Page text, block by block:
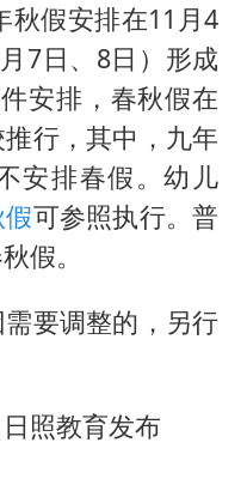
秋假安排在11月4
7日、8日）形成
安排，春秋假在
行，其中，九年
安排春假。幼儿
可参照执行。普
假。
要调整的，另行
照教育发布